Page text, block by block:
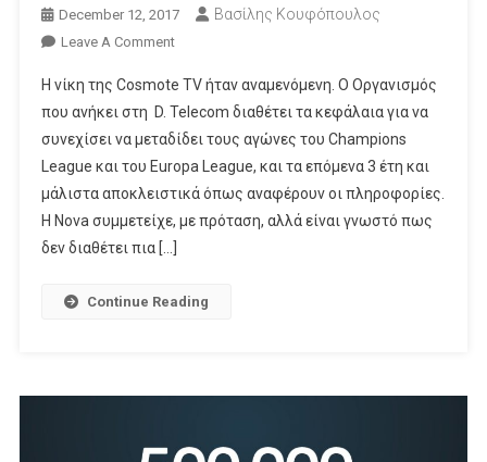
December 12, 2017 Βασίλης Κουφόπουλος
Leave A CommentOn
Σημαίνει
Η
Νίκη
Της
Cosmote
TV
Στο
Η νίκη της Cosmote TV ήταν αναμενόμενη. Ο Οργανισμός
που ανήκει στη D. Telecom διαθέτει τα κεφάλαια για να
συνεχίσει να μεταδίδει τους αγώνες του Champions
League και του Europa League, και τα επόμενα 3 έτη και
μάλιστα αποκλειστικά όπως αναφέρουν οι πληροφορίες.
Η Nova συμμετείχε, με πρόταση, αλλά είναι γνωστό πως
δεν διαθέτει πια […]
Continue Reading